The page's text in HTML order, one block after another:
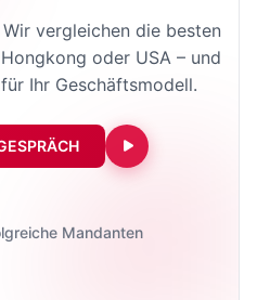
vergleichen die besten
oder USA – und
Ihr Geschäftsmodell.
Mandanten